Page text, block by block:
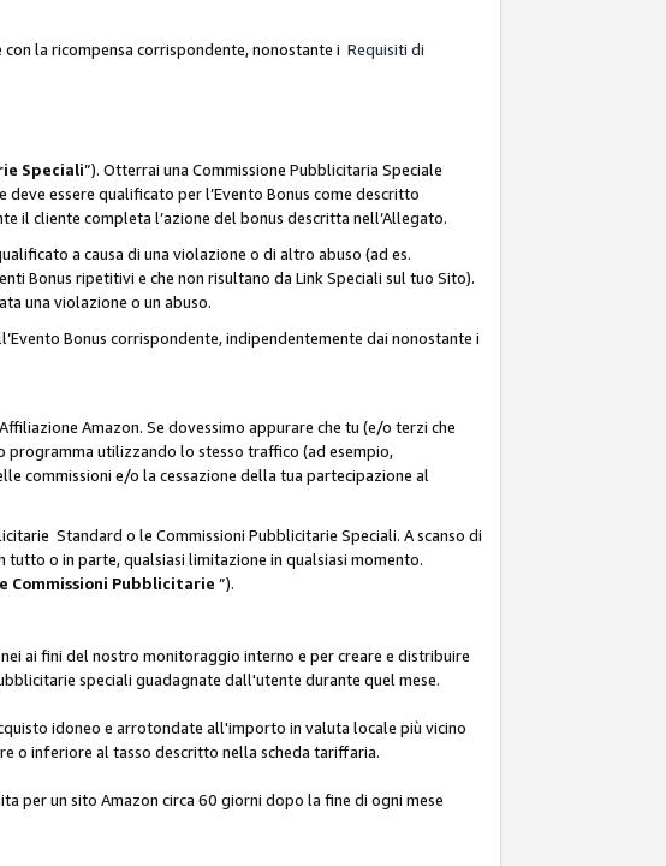
la ricompensa corrispondente, nonostante i Requisiti di
Speciali”). Otterrai una Commissione Pubblicitaria Speciale
deve essere qualificato per l’Evento Bonus come descritto
il cliente completa l’azione del bonus descritta nell’Allegato.
a causa di una violazione o di altro abuso (ad es.
Bonus ripetitivi e che non risultano da Link Speciali sul tuo Sito).
una violazione o un abuso.
Bonus corrispondente, indipendentemente dai nonostante i
Amazon. Se dovessimo appurare che tu (e/o terzi che
programma utilizzando lo stesso traffico (ad esempio,
commissioni e/o la cessazione della tua partecipazione al
Standard o le Commissioni Pubblicitarie Speciali. A scanso di
o in parte, qualsiasi limitazione in qualsiasi momento.
Commissioni Pubblicitarie ”).
ai fini del nostro monitoraggio interno e per creare e distribuire
speciali guadagnate dall'utente durante quel mese.
idoneo e arrotondate all'importo in valuta locale più vicino
o inferiore al tasso descritto nella scheda tariffaria.
per un sito Amazon circa 60 giorni dopo la fine di ogni mese